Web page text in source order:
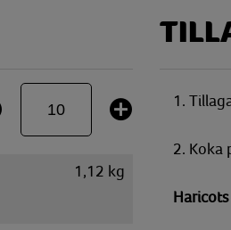
1,12 kg
1.
2. Koka